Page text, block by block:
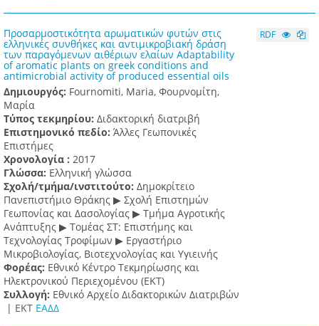
Προσαρμοστικότητα αρωματικών φυτών στις
ελληνικές συνθήκες και αντιμικροβιακή δράση
των παραγόμενων αιθέριων ελαίων Adaptability
of aromatic plants on greek conditions and
antimicrobial activity of produced essential oils
Δημιουργός: Fournomiti, Maria, Φουρνομίτη,
Μαρία
Τύπος τεκμηρίου: Διδακτορική διατριβή
Επιστημονικό πεδίο: Άλλες Γεωπονικές
Επιστήμες
Χρονολογία : 2017
Γλώσσα: Ελληνική γλώσσα
Σχολή/τμήμα/ινστιτούτο: Δημοκρίτειο
Πανεπιστήμιο Θράκης ▶ Σχολή Επιστημών
Γεωπονίας και Δασολογίας ▶ Τμήμα Αγροτικής
Ανάπτυξης ▶ Τομέας ΣΤ: Επιστήμης και
Τεχνολογίας Τροφίμων ▶ Εργαστήριο
Μικροβιολογίας, Βιοτεχνολογίας και Υγιεινής
Φορέας: Εθνικό Κέντρο Τεκμηρίωσης και
Ηλεκτρονικού Περιεχομένου (ΕΚΤ)
Συλλογή: Εθνικό Αρχείο Διδακτορικών Διατριβών
| ΕΚΤ ΕΑΔΔ
RDF